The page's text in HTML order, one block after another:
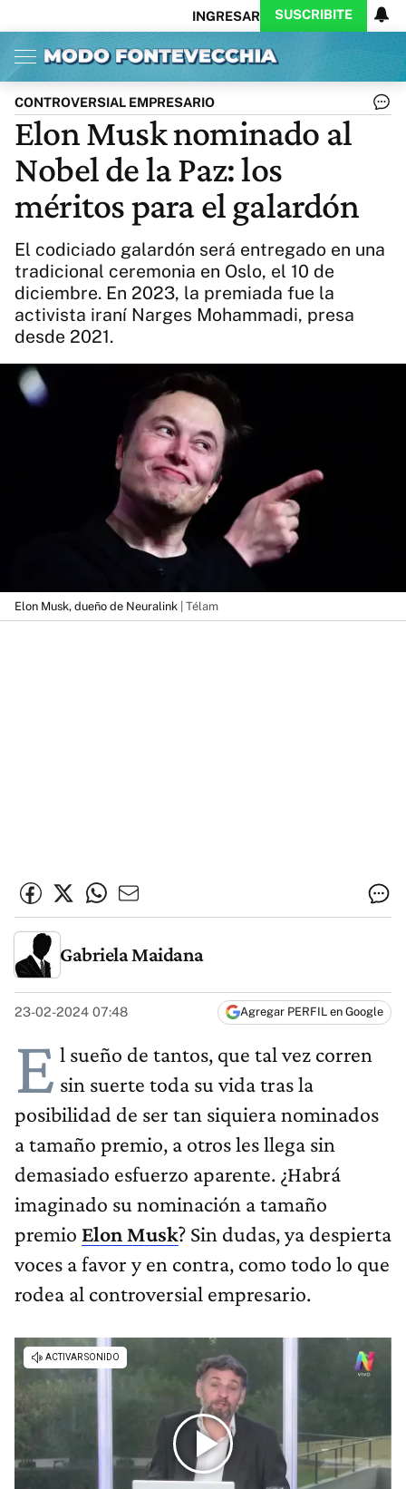
INGRESAR SUSCRIBITE
Inicio Ahora
Opinión
Política
Ciencia
Protagonistas
Cultura
Arte
Educación
Internacional
Clima
CARAS
Exitoina
Turismo
Videos
Córdoba
Reperfilar
Business
Noticias
Exitoina
Gaming
Vivo
Diario del Juicio
Actualidad
CONTROVERSIAL EMPRESARIO
Elon Musk nominado al
Nobel de la Paz: los
méritos para el galardón
El codiciado galardón será entregado en una
tradicional ceremonia en Oslo, el 10 de
diciembre. En 2023, la premiada fue la
activista iraní Narges Mohammadi, presa
desde 2021.
Elon Musk, dueño de Neuralink | Télam
Gabriela Maidana
23-02-2024 07:48 Agregar PERFIL en Google
E l sueño de tantos, que tal vez corren
sin suerte toda su vida tras la
posibilidad de ser tan siquiera nominados
a tamaño premio, a otros les llega sin
demasiado esfuerzo aparente. ¿Habrá
imaginado su nominación a tamaño
premio Elon Musk? Sin dudas, ya despierta
voces a favor y en contra, como todo lo que
rodea al controversial empresario.